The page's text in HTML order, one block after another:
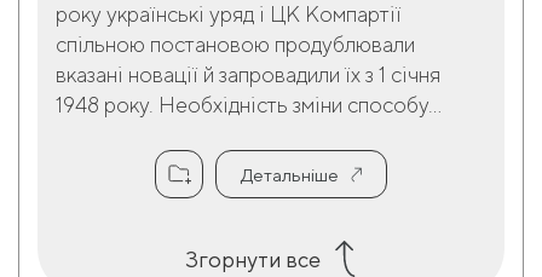
року українські уряд і ЦК Компартії
спільною постановою продублювали
вказані новації й запровадили їх з 1 січня
1948 року. Необхідність зміни способу...
Детальніше
Згорнути все